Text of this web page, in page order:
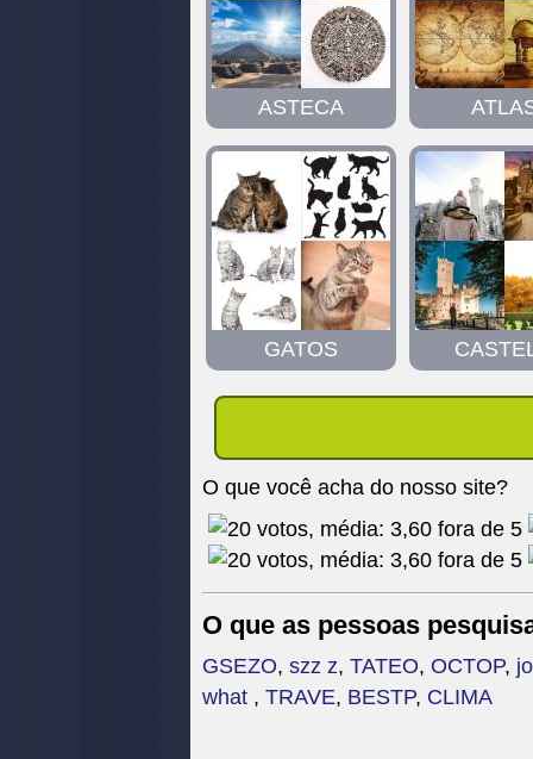
ASTECA
GATOS
O que você acha do nosso site?
O que as pessoas
GSEZO, szz z, TATEO, OCTOP,
what , TRAVE, BESTP, CLIMA